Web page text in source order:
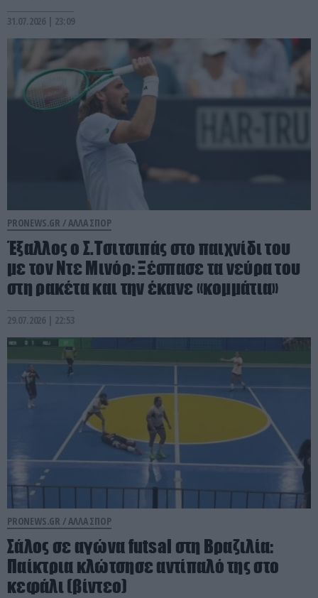
31.07.2026 | 23:09
PRONEWS.GR / ΑΛΛΑ ΣΠΟΡ
Έξαλλος ο Σ.Τσιτσιπάς στο παιχνίδι του
με τον Ντε Μινόρ: Ξέσπασε τα νεύρα του
στη ρακέτα και την έκανε «κομμάτια»
29.07.2026 | 22:53
PRONEWS.GR /ΑΛΛΑ ΣΠΟΡ
Σάλος σε αγώνα futsal στη Βραζιλία:
Παίκτρια κλώτσησε αντίπαλό της στο
κεφάλι (βίντεο)